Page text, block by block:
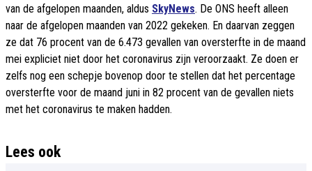
van de afgelopen maanden, aldus SkyNews. De ONS heeft alleen
naar de afgelopen maanden van 2022 gekeken. En daarvan zeggen
ze dat 76 procent van de 6.473 gevallen van oversterfte in de maand
mei expliciet niet door het coronavirus zijn veroorzaakt. Ze doen er
zelfs nog een schepje bovenop door te stellen dat het percentage
oversterfte voor de maand juni in 82 procent van de gevallen niets
met het coronavirus te maken hadden.
Lees ook